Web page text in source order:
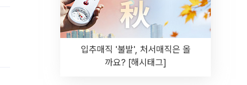
입추매직 '불발', 처서매직은 올
까요? [해시태그]